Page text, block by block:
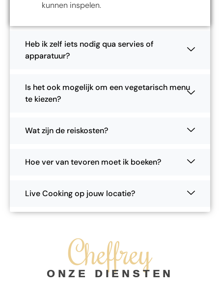
kunnen inspelen.
Heb ik zelf iets nodig qua servies of
apparatuur?
Is het ook mogelijk om een vegetarisch menu
te kiezen?
Wat zijn de reiskosten?
Hoe ver van tevoren moet ik boeken?
Live Cooking op jouw locatie?
Cheffrey
ONZE DIENSTEN